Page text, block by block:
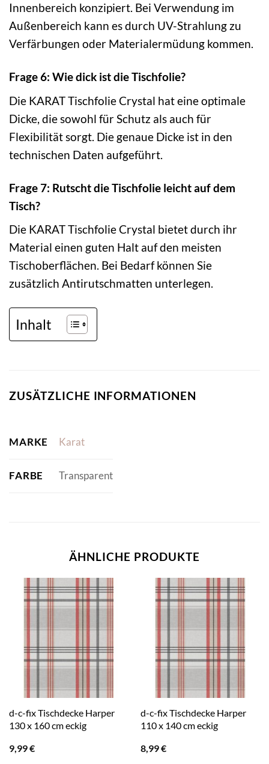
Innenbereich konzipiert. Bei Verwendung im
Außenbereich kann es durch UV-Strahlung zu
Verfärbungen oder Materialermüdung kommen.
Frage 6: Wie dick ist die Tischfolie?
Die KARAT Tischfolie Crystal hat eine optimale
Dicke, die sowohl für Schutz als auch für
Flexibilität sorgt. Die genaue Dicke ist in den
technischen Daten aufgeführt.
Frage 7: Rutscht die Tischfolie leicht auf dem
Tisch?
Die KARAT Tischfolie Crystal bietet durch ihr
Material einen guten Halt auf den meisten
Tischoberflächen. Bei Bedarf können Sie
zusätzlich Antirutschmatten unterlegen.
Inhalt
ZUSÄTZLICHE INFORMATIONEN
MARKE Karat
FARBE Transparent
ÄHNLICHE PRODUKTE
d-c-fix Tischdecke Harper
130 x 160 cm eckig
9,99€
d-c-fix Tischdecke Harper
110 x 140 cm eckig
8,99€